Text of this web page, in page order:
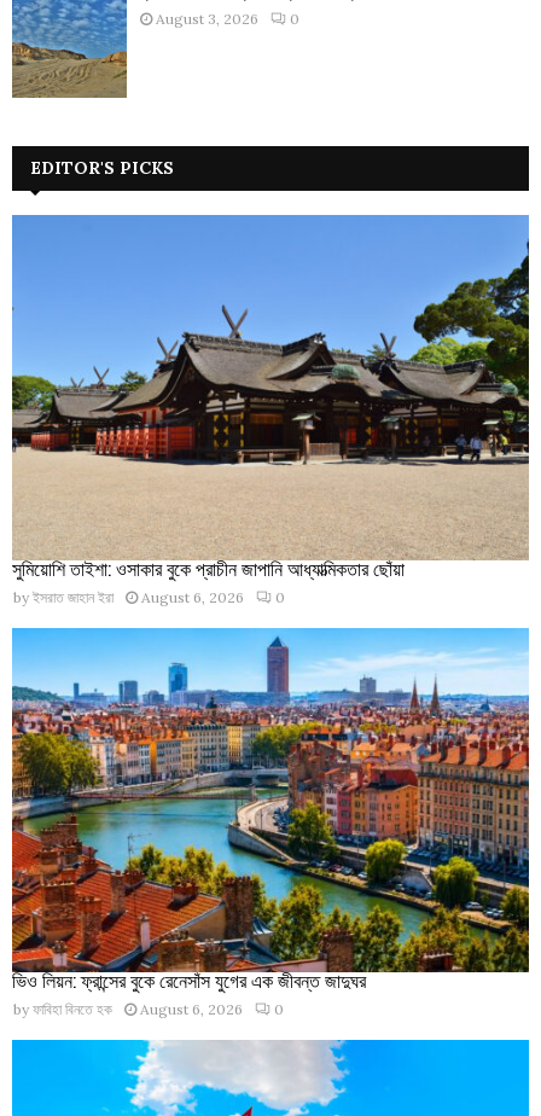
August 3, 2026 0
EDITOR'S PICKS
সুমিয়োশি তাইশা: ওসাকার বুকে প্রাচীন জাপানি আধ্যাত্মিকতার ছোঁয়া
by ইসরাত জাহান ইরা August 6, 2026 0
ভিও লিয়ন: ফ্রান্সের বুকে রেনেসাঁস যুগের এক জীবন্ত জাদুঘর
by ফাবিহা বিনতে হক August 6, 2026 0